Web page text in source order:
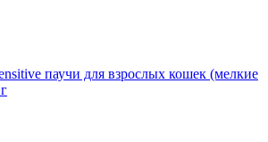
паучи для взрослых кошек (мелкие